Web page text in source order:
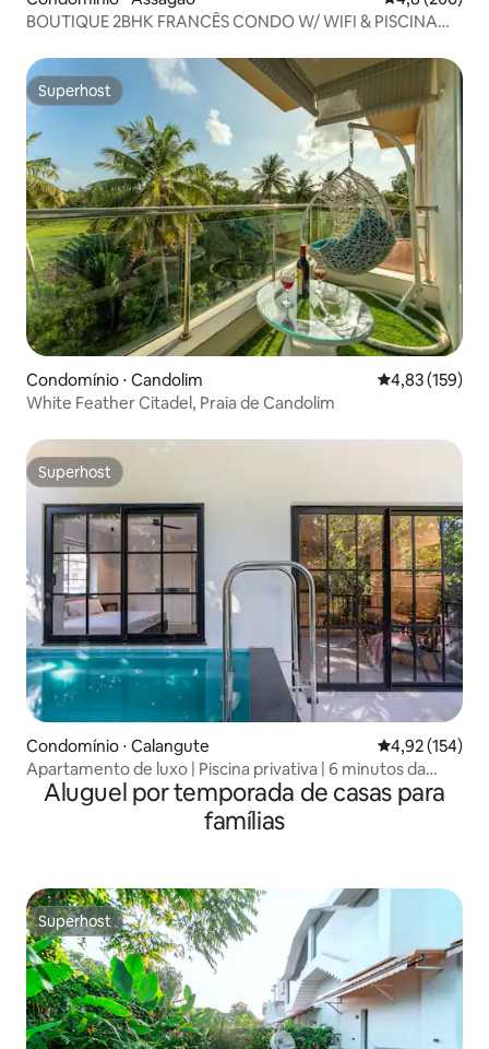
BOUTIQUE 2BHK FRANCÊS CONDO W/ WIFI & PISCINA
Superhost
Superhost
Condomínio ⋅ Candolim 4,83 de uma
4,83 (159)
White Feather Citadel, Praia de Candolim
Superhost
Superhost
Condomínio ⋅ Calangute 4,92 de uma
4,92 (154)
Apartamento de luxo | Piscina privativa | 6 minutos da
praia
Aluguel por temporada de casas para
famílias
Superhost
Superhost